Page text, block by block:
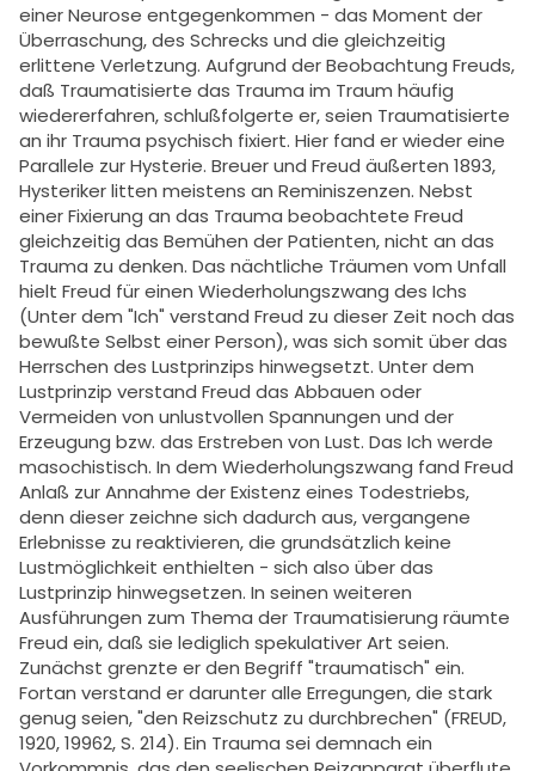
einer Neurose entgegenkommen - das Moment der
Überraschung, des Schrecks und die gleichzeitig
erlittene Verletzung. Aufgrund der Beobachtung Freuds,
daß Traumatisierte das Trauma im Traum häufig
wiedererfahren, schlußfolgerte er, seien Traumatisierte
an ihr Trauma psychisch fixiert. Hier fand er wieder eine
Parallele zur Hysterie. Breuer und Freud äußerten 1893,
Hysteriker litten meistens an Reminiszenzen. Nebst
einer Fixierung an das Trauma beobachtete Freud
gleichzeitig das Bemühen der Patienten, nicht an das
Trauma zu denken. Das nächtliche Träumen vom Unfall
hielt Freud für einen Wiederholungszwang des Ichs
(Unter dem "Ich" verstand Freud zu dieser Zeit noch das
bewußte Selbst einer Person), was sich somit über das
Herrschen des Lustprinzips hinwegsetzt. Unter dem
Lustprinzip verstand Freud das Abbauen oder
Vermeiden von unlustvollen Spannungen und der
Erzeugung bzw. das Erstreben von Lust. Das Ich werde
masochistisch. In dem Wiederholungszwang fand Freud
Anlaß zur Annahme der Existenz eines Todestriebs,
denn dieser zeichne sich dadurch aus, vergangene
Erlebnisse zu reaktivieren, die grundsätzlich keine
Lustmöglichkeit enthielten - sich also über das
Lustprinzip hinwegsetzen. In seinen weiteren
Ausführungen zum Thema der Traumatisierung räumte
Freud ein, daß sie lediglich spekulativer Art seien.
Zunächst grenzte er den Begriff "traumatisch" ein.
Fortan verstand er darunter alle Erregungen, die stark
genug seien, "den Reizschutz zu durchbrechen" (FREUD,
1920, 19962, S. 214). Ein Trauma sei demnach ein